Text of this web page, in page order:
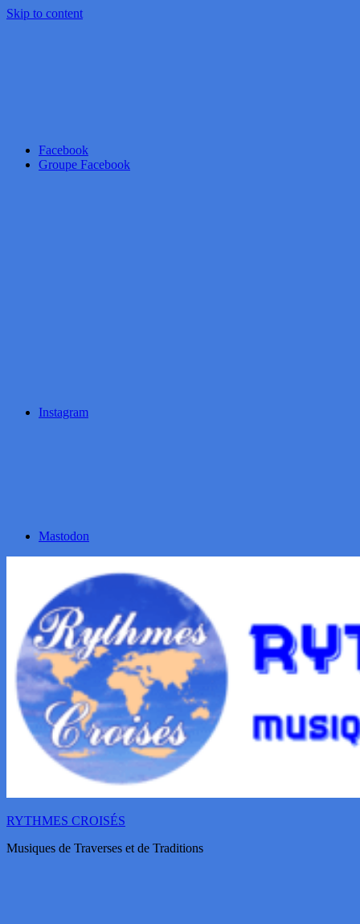
Skip to content
Facebook
Groupe Facebook
Instagram
Mastodon
RYTHMES CROISÉS
Musiques de Traverses et de Traditions